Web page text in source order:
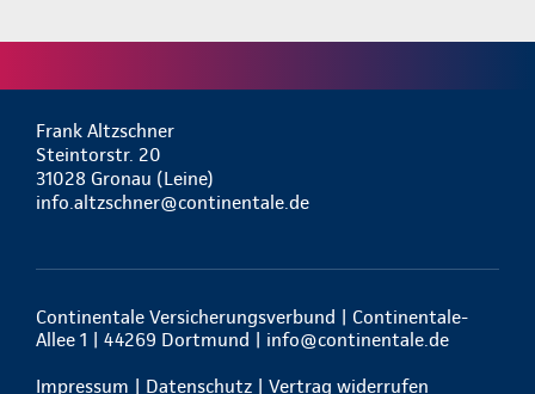
Frank Altzschner
Steintorstr. 20
31028 Gronau (Leine)
info.altzschner@continentale.de
Continentale Versicherungsverbund | Continentale-
Allee 1 | 44269 Dortmund | info@continentale.de
Impressum | Datenschutz | Vertrag widerrufen